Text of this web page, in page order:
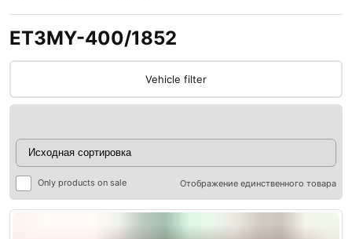
ET3MY-400/1852
Vehicle filter
Only products on sale Отображение единственного товара